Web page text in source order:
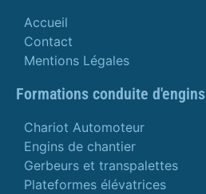
Accueil
Contact
Mentions Légales
Formations conduite d'engins
Chariot Automoteur
Engins de chantier
Gerbeurs et transpalettes
Plateformes élévatrices